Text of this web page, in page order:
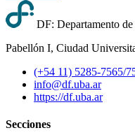
DF: Departamento de
Pabellón I, Ciudad
(+54 11) 5285-7565/
info@df.uba.ar
https://df.uba.ar
Secciones